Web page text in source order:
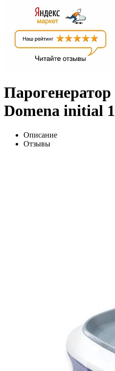
Domena initial
Описание
Отзывы